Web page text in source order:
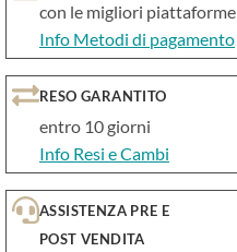
con le migliori piattaforme
Info Metodi di pagamento
RESO GARANTITO
entro 10 giorni
Info Resi e Cambi
ASSISTENZA PRE E
POST VENDITA